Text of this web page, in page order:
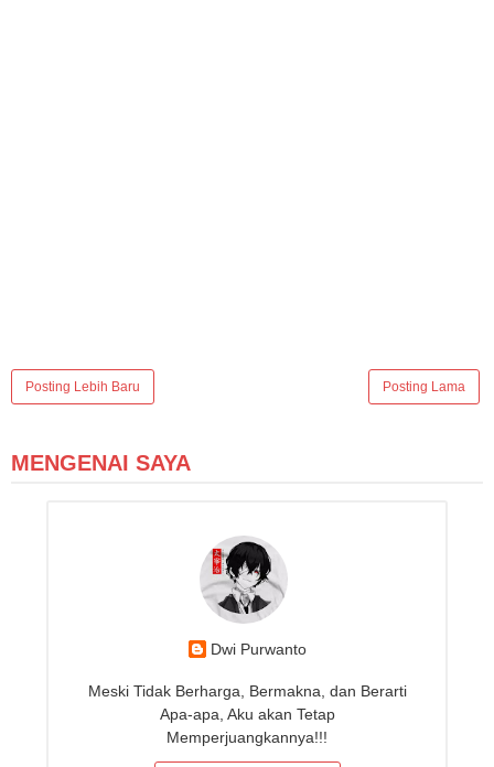
Posting Lebih Baru Posting Lama
MENGENAI SAYA
Dwi Purwanto
Meski Tidak Berharga, Bermakna, dan Berarti
Apa-apa, Aku akan Tetap
Memperjuangkannya!!!